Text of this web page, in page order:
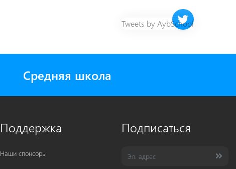
Twitter timeline
Tweets by AybSchool
Средняя школа
Поддержка
Наши спонсоры
Подписаться